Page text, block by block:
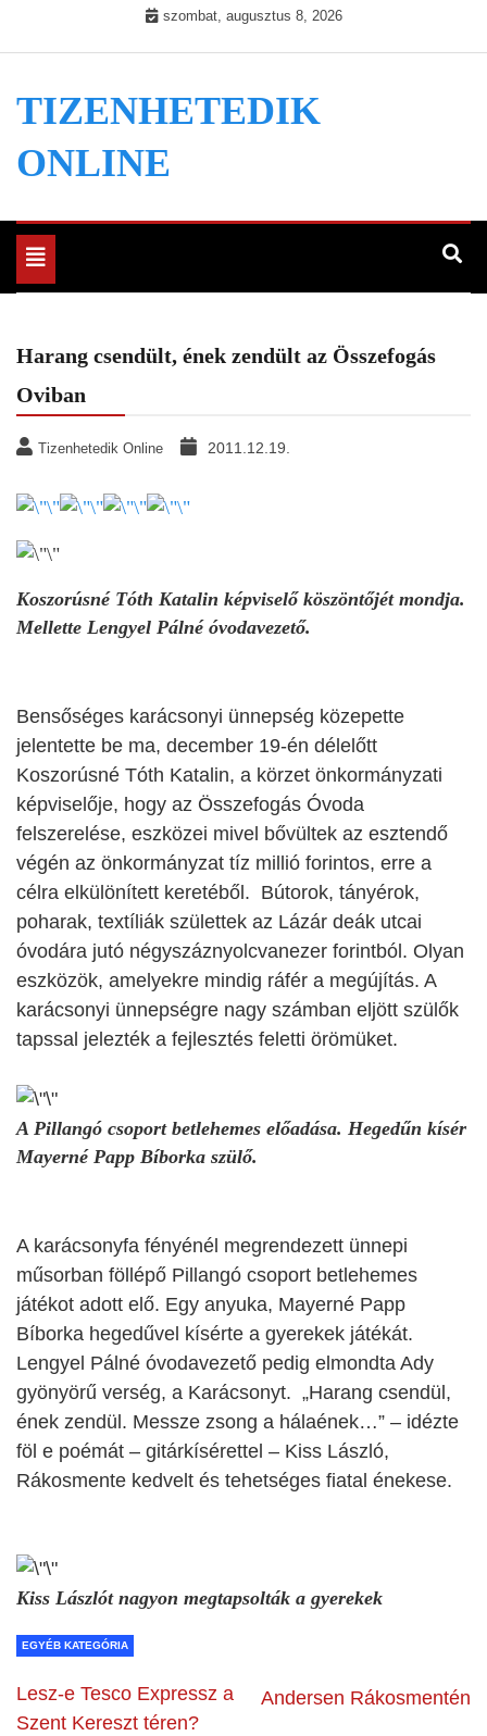
szombat, augusztus 8, 2026
TIZENHETEDIK
ONLINE
Toggle
navigation
Harang csendült, ének zendült az Összefogás
Oviban
Tizenhetedik Online 2011.12.19.
Koszorúsné Tóth Katalin képviselő köszöntőjét mondja.
Mellette Lengyel Pálné óvodavezető.
Bensőséges karácsonyi ünnepség közepette
jelentette be ma, december 19-én délelőtt
Koszorúsné Tóth Katalin, a körzet önkormányzati
képviselője, hogy az Összefogás Óvoda
felszerelése, eszközei mivel bővültek az esztendő
végén az önkormányzat tíz millió forintos, erre a
célra elkülönített keretéből. Bútorok, tányérok,
poharak, textíliák születtek az Lázár deák utcai
óvodára jutó négyszáznyolcvanezer forintból. Olyan
eszközök, amelyekre mindig ráfér a megújítás. A
karácsonyi ünnepségre nagy számban eljött szülők
tapssal jelezték a fejlesztés feletti örömüket.
A Pillangó csoport betlehemes előadása. Hegedűn kísér
Mayerné Papp Bíborka szülő.
A karácsonyfa fényénél megrendezett ünnepi
műsorban föllépő Pillangó csoport betlehemes
játékot adott elő. Egy anyuka, Mayerné Papp
Bíborka hegedűvel kísérte a gyerekek játékát.
Lengyel Pálné óvodavezető pedig elmondta Ady
gyönyörű verség, a Karácsonyt. „Harang csendül,
ének zendül. Messze zsong a hálaének…” – idézte
föl e poémát – gitárkísérettel – Kiss László,
Rákosmente kedvelt és tehetséges fiatal énekese.
Kiss Lászlót nagyon megtapsolták a gyerekek
EGYÉB KATEGÓRIA
Lesz-e Tesco Expressz a
Szent Kereszt téren?
Andersen Rákosmentén